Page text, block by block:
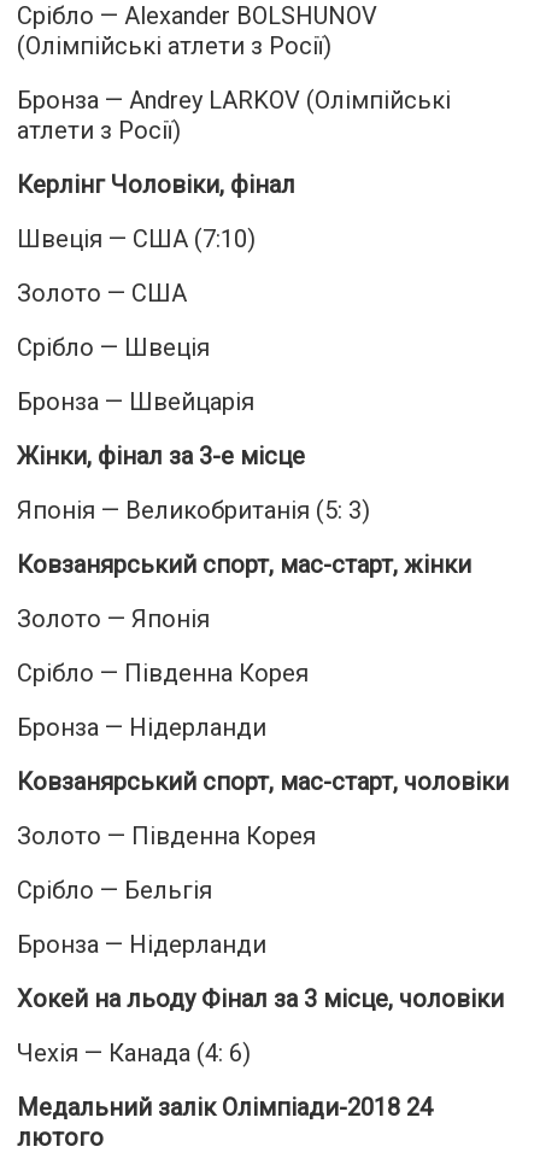
Срібло — Alexander BOLSHUNOV
(Олімпійські атлети з Росії)
Бронза — Andrey LARKOV (Олімпійські
атлети з Росії)
Керлінг Чоловіки, фінал
Швеція — США (7:10)
Золото — США
Срібло — Швеція
Бронза — Швейцарія
Жінки, фінал за 3-е місце
Японія — Великобританія (5: 3)
Ковзанярський спорт, мас-старт, жінки
Золото — Японія
Срібло — Південна Корея
Бронза — Нідерланди
Ковзанярський спорт, мас-старт, чоловіки
Золото — Південна Корея
Срібло — Бельгія
Бронза — Нідерланди
Хокей на льоду Фінал за 3 місце, чоловіки
Чехія — Канада (4: 6)
Медальний залік Олімпіади-2018 24
лютого